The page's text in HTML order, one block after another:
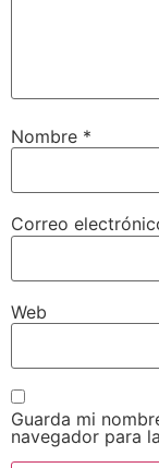
Nombre *
Correo
Web
Guarda mi
navegador para